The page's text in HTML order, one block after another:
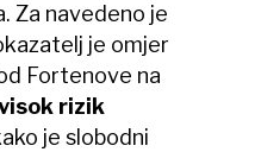
Za navedeno je
je omjer
Fortenove na
rizik
je slobodni